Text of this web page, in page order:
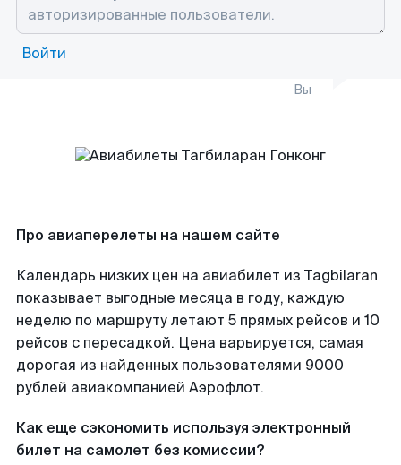
Войти
Вы
Про авиаперелеты на нашем сайте
Календарь низких цен на авиабилет из Tagbilaran
показывает выгодные месяца в году, каждую
неделю по маршруту летают 5 прямых рейсов и 10
рейсов с пересадкой. Цена варьируется, самая
дорогая из найденных пользователями 9000
рублей авиакомпанией Аэрофлот.
Как еще сэкономить используя электронный
билет на самолет без комиссии?